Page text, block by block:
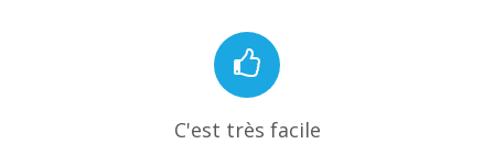
C'est très facile